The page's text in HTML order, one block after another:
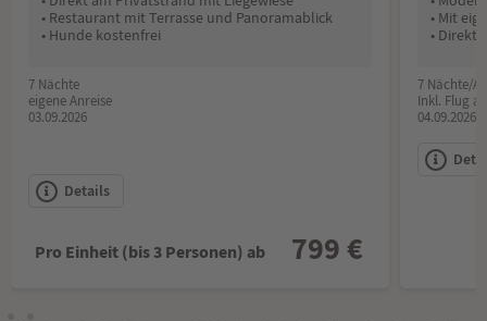
• Restaurant mit Terrasse und Panoramablick
• Hunde kostenfrei
7 Nächte
eigene Anreise
03.09.2026
Details
Pro Einheit (bis 3 Personen) ab 799 €
• Mit
• Direkt
7 Nächte/
Inkl. Flug
04.09.2026